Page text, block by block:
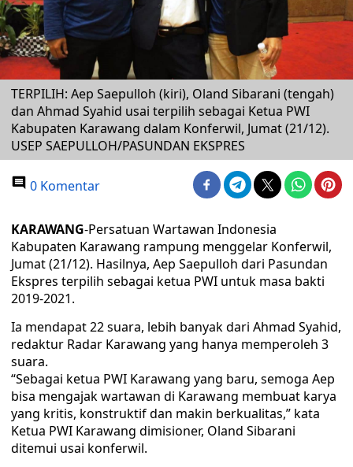
TERPILIH: Aep Saepulloh (kiri), Oland Sibarani (tengah)
dan Ahmad Syahid usai terpilih sebagai Ketua PWI
Kabupaten Karawang dalam Konferwil, Jumat (21/12).
USEP SAEPULLOH/PASUNDAN EKSPRES
0 Komentar
KARAWANG-Persatuan Wartawan Indonesia
Kabupaten Karawang rampung menggelar Konferwil,
Jumat (21/12). Hasilnya, Aep Saepulloh dari Pasundan
Ekspres terpilih sebagai ketua PWI untuk masa bakti
2019-2021.
Ia mendapat 22 suara, lebih banyak dari Ahmad Syahid,
redaktur Radar Karawang yang hanya memperoleh 3
suara.
“Sebagai ketua PWI Karawang yang baru, semoga Aep
bisa mengajak wartawan di Karawang membuat karya
yang kritis, konstruktif dan makin berkualitas,” kata
Ketua PWI Karawang dimisioner, Oland Sibarani
ditemui usai konferwil.